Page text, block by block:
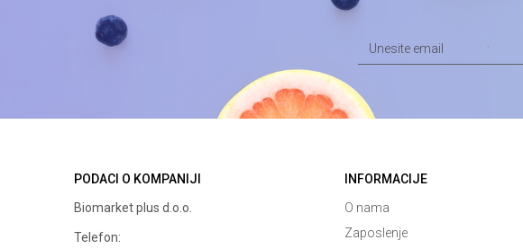
PODACI O KOMPANIJI
Biomarket plus d.o.o.
Telefon:
INFORMACIJE
O nama
Zaposlenje